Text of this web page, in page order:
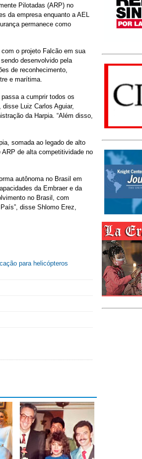
Pilotadas (ARP) no
da empresa enquanto a AEL
permanece como
o projeto Falcão em sua
desenvolvido pela
de reconhecimento,
e marítima.
a cumprir todos os
Luiz Carlos Aguiar,
da Harpia. “Além disso,
somada ao legado de alto
de alta competitividade no
autônoma no Brasil em
da Embraer e da
no Brasil, com
disse Shlomo Erez,
para helicópteros